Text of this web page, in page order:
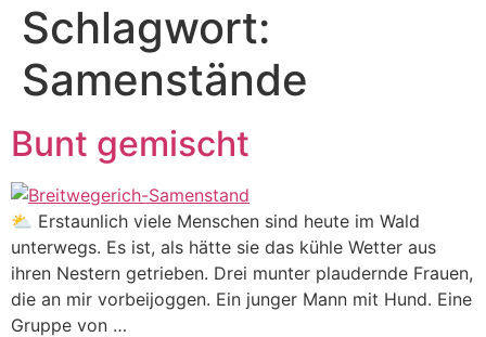
Schlagwort:
Samenstände
Bunt gemischt
⛅ Erstaunlich viele Menschen sind heute im Wald
unterwegs. Es ist, als hätte sie das kühle Wetter aus
ihren Nestern getrieben. Drei munter plaudernde Frauen,
die an mir vorbeijoggen. Ein junger Mann mit Hund. Eine
Gruppe von …